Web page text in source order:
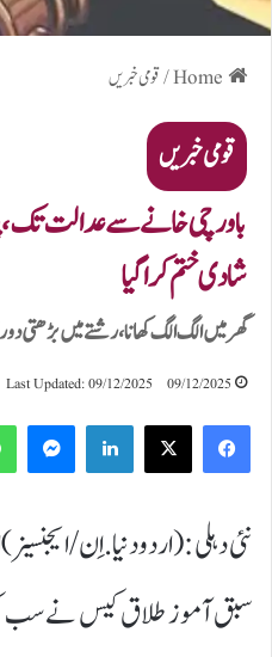
/قومی خبریں
قومی خبریں
شادی ختم کرا گیا
گھر میں الگ الگ کھانا، رشتے میں بڑھتی دوری،11 سال بعد شادی
09/12/2025
Last Updated: 09/12/2025
LinkedIn
نئی دہلی :(اردودنیا.اِن/
سبق آموز طلاق کیس نے سب